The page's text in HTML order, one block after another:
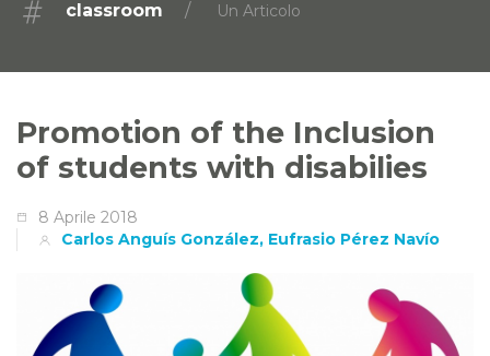
classroom Un Articolo
Promotion of the Inclusion
of students with disabilies
8 Aprile 2018
Carlos Anguís González, Eufrasio Pérez Navío